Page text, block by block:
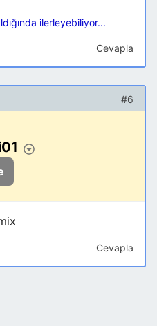
ilerleyebiliyor...
Cevapla
#6
Cevapla